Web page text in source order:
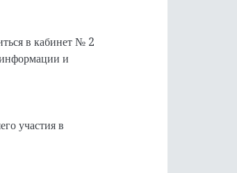
в кабинет № 2
и
участия в